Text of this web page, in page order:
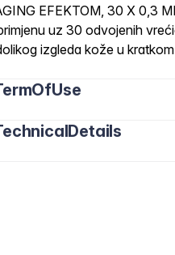
EFEKTOM, 30 X 0,3
uz 30 odvojenih
izgleda kože u